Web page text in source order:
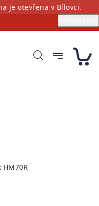
je otevřena v Bílovci.
HM70R